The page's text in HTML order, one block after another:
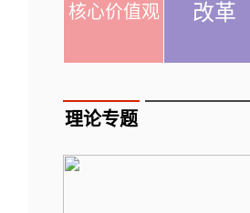
核心价值观
改革
理论专题